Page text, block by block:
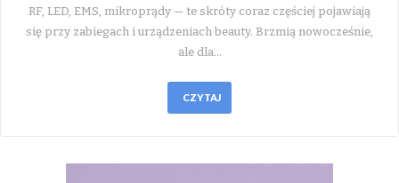
RF, LED, EMS, mikroprądy — te skróty coraz częściej pojawiają
się przy zabiegach i urządzeniach beauty. Brzmią nowocześnie,
ale dla…
CZYTAJ